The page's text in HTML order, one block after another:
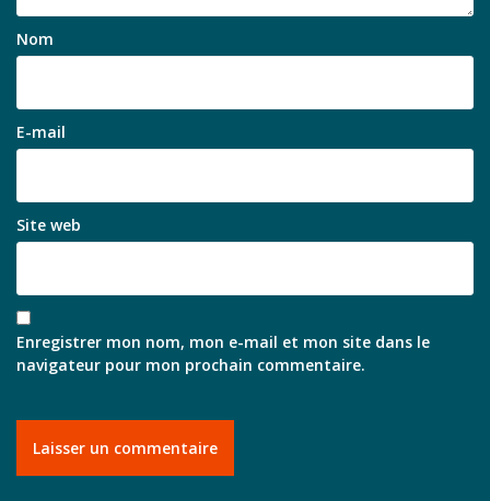
Nom
E-mail
Site web
Enregistrer mon nom, mon e-mail et mon site dans le
navigateur pour mon prochain commentaire.